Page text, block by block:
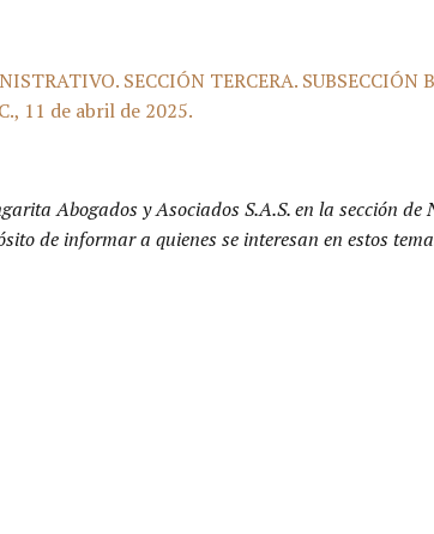
SECCIÓN TERCERA.
11 de abril de 2025.
Abogados y Asociados S.A.S. en la sección
de informar a quienes se interesan en estos